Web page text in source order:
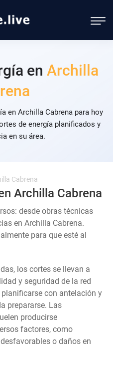
en Archilla
en Archilla Cabrena para hoy
de energía planificados y
en su área.
Cabrena
Archilla Cabrena
desde obras técnicas
en Archilla Cabrena.
para que esté al
los cortes se llevan a
y seguridad de la red
con antelación y
prepararse. Las
producirse
factores, como
o daños en